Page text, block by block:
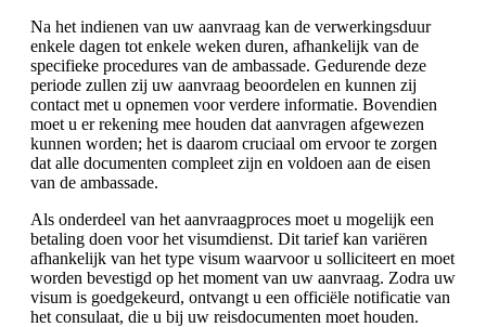
Na het indienen van uw aanvraag kan de verwerkingsduur
enkele dagen tot enkele weken duren, afhankelijk van de
specifieke procedures van de ambassade. Gedurende deze
periode zullen zij uw aanvraag beoordelen en kunnen zij
contact met u opnemen voor verdere informatie. Bovendien
moet u er rekening mee houden dat aanvragen afgewezen
kunnen worden; het is daarom cruciaal om ervoor te zorgen
dat alle documenten compleet zijn en voldoen aan de eisen
van de ambassade.
Als onderdeel van het aanvraagproces moet u mogelijk een
betaling doen voor het visumdienst. Dit tarief kan variëren
afhankelijk van het type visum waarvoor u solliciteert en moet
worden bevestigd op het moment van uw aanvraag. Zodra uw
visum is goedgekeurd, ontvangt u een officiële notificatie van
het consulaat, die u bij uw reisdocumenten moet houden.